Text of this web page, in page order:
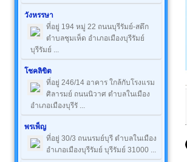
วังหรรษา
ที่อยู่ 194 หมู่ 22 ถนนบุรีรัมย์-สตึก
ตำบลชุมเห็ด อำเภอเมืองบุรีรัมย์
บุรีรัมย์ ...
โชคลิขิต
ที่อยู่ 246/14 อาคาร ใกล้กับโรงแรม
ศิลารมย์ ถนนนิวาศ ตำบลในเมือง
อำเภอเมืองบุรีรั ...
พรเพ็ญ
ที่อยู่ 30/3 ถนนรมย์บุรี ตำบลในเมือง
อำเภอเมืองบุรีรัมย์ บุรีรัมย์ 31000 ...